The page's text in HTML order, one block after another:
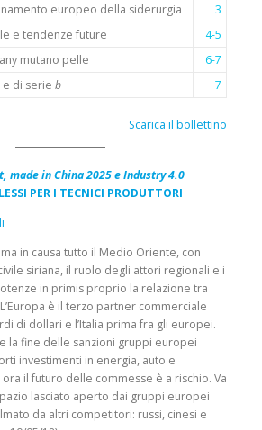
europeo della siderurgia
3
e tendenze future
4-5
mutano pelle
6-7
e di serie b 7
Scarica il bollettino
made in China 2025 e Industry 4.0
PER I TECNICI PRODUTTORI
in causa tutto il Medio Oriente, con
siriana, il ruolo degli attori regionali e i
in primis proprio la relazione tra
è il terzo partner commerciale
di dollari e l’Italia prima fra gli europei.
e la fine delle sanzioni gruppi europei
investimenti in energia, auto e
il futuro delle commesse è a rischio. Va
lasciato aperto dai gruppi europei
da altri competitori: russi, cinesi e